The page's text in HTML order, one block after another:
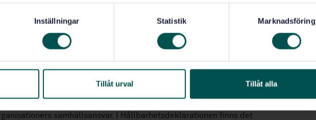
Inställningar Statistik Marknadsföring
Tillåt urval Tillåt alla
genom verifiering via 2:a och 3:e part.
(SIS/TS 2:2025) bygger på vägledningsstandarden ISO
hänger det ihop med exempelvis certifieringsbara
samhällsansvar. I Hållbarhetsdeklarationen finns det